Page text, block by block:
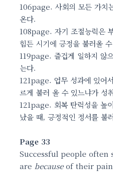
106page. 사회의 모든 가치
온다.
108page. 자기 조절능력은
힘든 시기에 긍정을 불러올
119page. 즐겁게 일하지 않
는다.
121page. 업무 성과에 있어
르게 불러 올 수 있느냐가 성
121page. 회복 탄력성을 높
났을 때, 긍정적인 정서를 불
Page 33
Successful people often
are becauseof their